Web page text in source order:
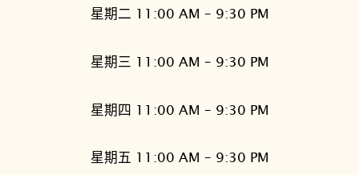
星期二 11:00 AM – 9:30 PM
星期三 11:00 AM – 9:30 PM
星期四 11:00 AM – 9:30 PM
星期五 11:00 AM – 9:30 PM